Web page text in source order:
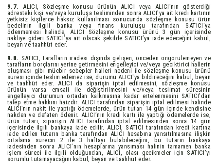
9.7.
ALICI, Sözleşme konusu ürünün ALICI veya ALICI’nın gösterdiği
adresteki kişi ve/veya kuruluşa tesliminden sonra ALICI'ya ait kredi kartının
yetkisiz kişilerce haksız kullanılması sonucunda sözleşme konusu ürün
bedelinin ilgili banka veya finans kuruluşu tarafından SATICI'ya
ödenmemesi halinde, ALICI Sözleşme konusu ürünü 3 gün içerisinde
nakliye gideri SATICI’ya ait olacak şekilde SATICI’ya iade edeceğini kabul,
beyan ve taahhüt eder.
9.8. SATICI, tarafların iradesi dışında gelişen, önceden öngörülemeyen ve
tarafların borçlarını yerine getirmesini engelleyici ve/veya geciktirici hallerin
oluşması gibi mücbir sebepler halleri nedeni ile sözleşme konusu ürünü
süresi içinde teslim edemez ise, durumu ALICI'ya bildireceğini kabul, beyan
ve taahhüt eder. ALICI da siparişin iptal edilmesini, sözleşme konusu
ürünün varsa emsali ile değiştirilmesini ve/veya teslimat süresinin
engelleyici durumun ortadan kalkmasına kadar ertelenmesini SATICI’dan
talep etme hakkını haizdir. ALICI tarafından siparişin iptal edilmesi halinde
ALICI’nın nakit ile yaptığı ödemelerde, ürün tutarı 14 gün içinde kendisine
nakden ve defaten ödenir. ALICI’nın kredi kartı ile yaptığı ödemelerde ise,
ürün tutarı, siparişin ALICI tarafından iptal edilmesinden sonra 14 gün
içerisinde ilgili bankaya iade edilir. ALICI, SATICI tarafından kredi kartına
iade edilen tutarın banka tarafından ALICI hesabına yansıtılmasına ilişkin
ortalama sürecin 2 ile 3 haftayı bulabileceğini, bu tutarın bankaya
iadesinden sonra ALICI’nın hesaplarına yansıması halinin tamamen banka
işlem süreci ile ilgili olduğundan, ALICI, olası gecikmeler için SATICI’yı
sorumlu tutamayacağını kabul, beyan ve taahhüt eder.